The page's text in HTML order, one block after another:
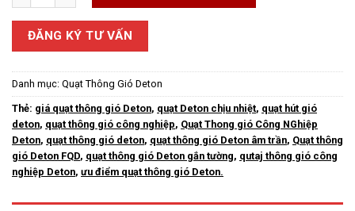
ĐĂNG KÝ TƯ VẤN
Danh mục: Quạt Thông Gió Deton
Thẻ: giá quạt thông gió Deton, quạt Deton chịu nhiệt, quạt hút gió
deton, quạt thông gió công nghiệp, Quạt Thong gió Công NGhiệp
Deton, quạt thông gió deton, quạt thông gió Deton âm trần, Quạt thông
gió Deton FQD, quạt thông gió Deton gắn tường, qutaj thông gió công
nghiệp Deton, ưu điểm quạt thông gió Deton.